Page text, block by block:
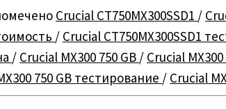
Crucial CT750MX300SSD1 /
/ Crucial CT750MX300SSD1
/ Crucial MX300 750 GB / Crucial MX300
750 GB тестирование / Crucial